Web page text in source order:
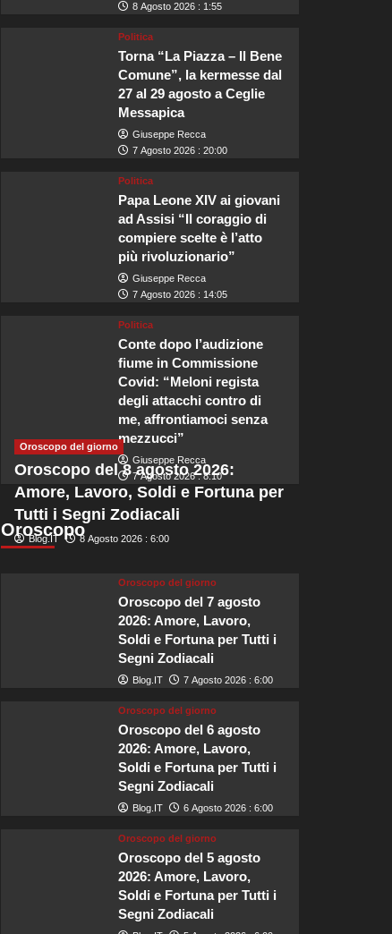
Lo spettacolare sciame
illuminerà i cieli
7 Agosto 2026 : 23:50
Il 2026 rappresenta un anno straordinario per gli eventi astronomici.
ha inviato un audace...
di
più
su
Lo
spettacolare
sciame
di
8 Agosto 2026 : 1:55
Politica
Torna “La Piazza – Il Bene
Comune”, la kermesse dal
27 al 29 agosto a Ceglie
Messapica
Giuseppe Recca
7 Agosto 2026 : 20:00
Politica
Papa Leone XIV ai giovani
ad Assisi “Il coraggio di
compiere scelte è l’atto
più rivoluzionario”
Giuseppe Recca
7 Agosto 2026 : 14:05
Politica
Conte dopo l’audizione
fiume in Commissione
Covid: “Meloni regista
degli attacchi contro di
me, affrontiamoci senza
mezzucci”
Giuseppe Recca
7 Agosto 2026 : 8:10
Oroscopo
Oroscopo del giorno
Oroscopo del 8 agosto 2026:
Amore, Lavoro, Soldi e Fortuna per
Tutti i Segni Zodiacali
Blog.IT 8 Agosto 2026 : 6:00
Oroscopo del giorno
Oroscopo del 7 agosto
2026: Amore, Lavoro,
Soldi e Fortuna per Tutti i
Segni Zodiacali
Blog.IT 7 Agosto 2026 : 6:00
Oroscopo del giorno
Oroscopo del 6 agosto
2026: Amore, Lavoro,
Soldi e Fortuna per Tutti i
Segni Zodiacali
Blog.IT 6 Agosto 2026 : 6:00
Oroscopo del giorno
Oroscopo del 5 agosto
2026: Amore, Lavoro,
Soldi e Fortuna per Tutti i
Segni Zodiacali